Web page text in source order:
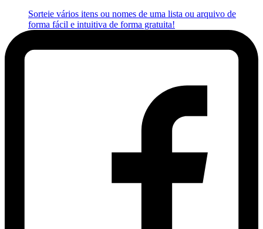
Sorteie vários itens ou nomes de uma lista ou arquivo de
forma fácil e intuitiva de forma gratuita!